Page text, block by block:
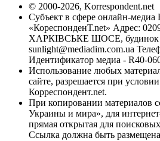
© 2000-2026, Korrespondent.net
Субъект в сфере онлайн-медиа
«КореспонденТ.net» Адрес:
ХАРКІВСЬКЕ ШОСЕ, будинок
sunlight@mediadim.com.ua
Идентификатор медиа - R40-
Использование любых
сайте, разрешается при
Корреспондент.net.
При копировании материалов
Украины и мира», для
прямая открытая для
Ссылка должна быть